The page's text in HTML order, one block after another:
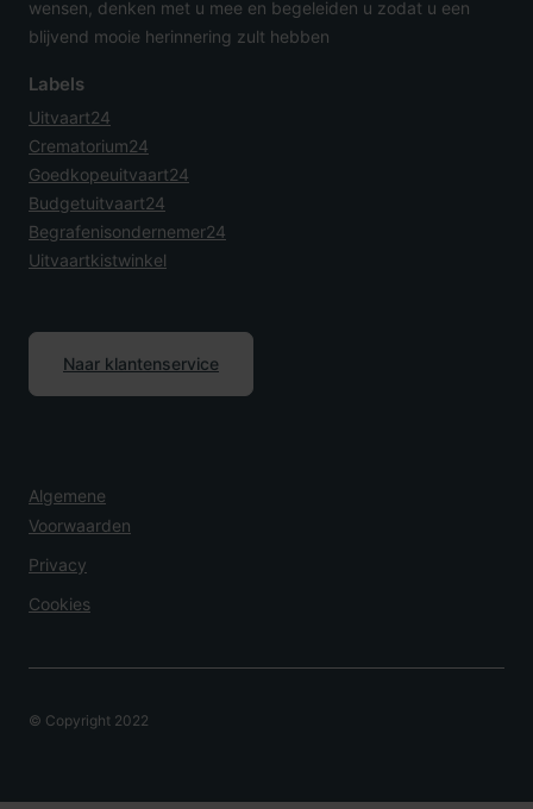
wensen, denken met u mee en begeleiden u zodat u een
blijvend mooie herinnering zult hebben
Labels
Uitvaart24
Crematorium24
Goedkopeuitvaart24
Budgetuitvaart24
Begrafenisondernemer24
Uitvaartkistwinkel
Naar klantenservice
Algemene
Voorwaarden
Privacy
Cookies
© Copyright 2022